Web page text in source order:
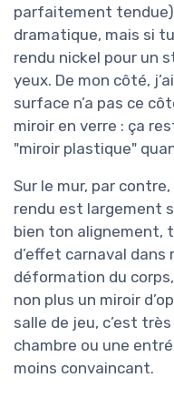
parfaitement
dramatique, mais si
rendu nickel pour un
yeux. De mon côté,
surface n’a pas ce
miroir en verre : ça
"miroir plastique"
Sur le mur, par
rendu est largement
bien ton alignement,
d’effet carnaval dans
déformation du
non plus un miroir
salle de jeu, c’est
chambre ou une
moins convaincant.